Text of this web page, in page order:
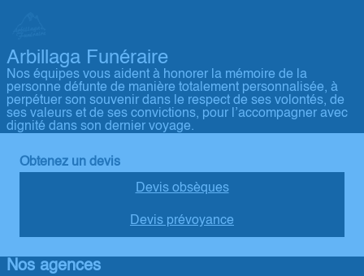
Arbillaga Funéraire
Nos équipes vous aident à honorer la mémoire de la
personne défunte de manière totalement personnalisée, à
perpétuer son souvenir dans le respect de ses volontés, de
ses valeurs et de ses convictions, pour l’accompagner avec
dignité dans son dernier voyage.
Obtenez un devis
Devis obsèques
Devis prévoyance
Nos agences